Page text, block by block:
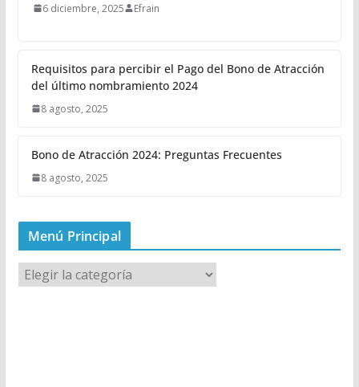
6 diciembre, 2025 Efrain
Requisitos para percibir el Pago del Bono de Atracción
del último nombramiento 2024
8 agosto, 2025
Bono de Atracción 2024: Preguntas Frecuentes
8 agosto, 2025
Menú Principal
M
e